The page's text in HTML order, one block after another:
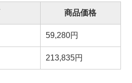
商品価格
59,280円
213,835円